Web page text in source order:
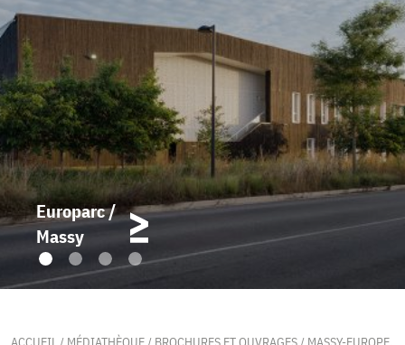
Europarc /
Massy